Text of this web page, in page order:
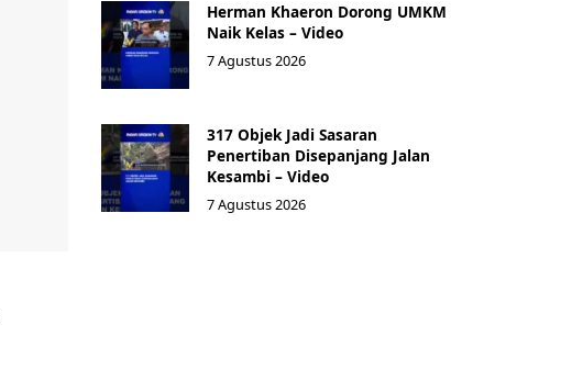
Herman Khaeron Dorong UMKM
Naik Kelas – Video
7 Agustus 2026
317 Objek Jadi Sasaran
Penertiban Disepanjang Jalan
Kesambi – Video
7 Agustus 2026